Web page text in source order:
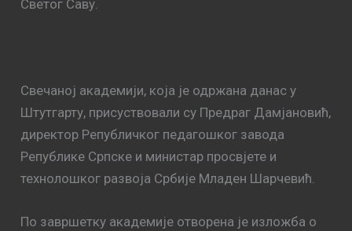
Светог Саву.
Свечаној академији, која је одржана данас у
Штутгарту, присуствовали су Предраг Дамјановић,
директор Републичког педагошког завода
Републике Српске и министар просвјете и
технолошког развоја Србије Младен Шарчевић.
По завршетку академије отворена је изложба о